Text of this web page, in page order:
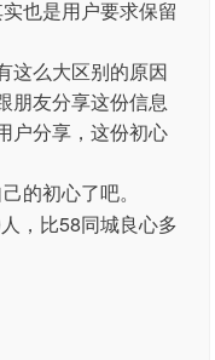
也是用户要求保留
这么大区别的原因
朋友分享这份信息
户分享，这份初心
的初心了吧。